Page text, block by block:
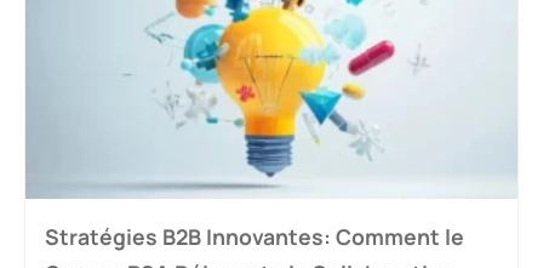
Stratégies B2B Innovantes: Comment le